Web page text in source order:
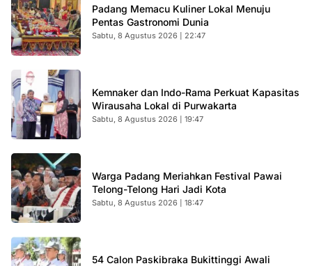
Padang Memacu Kuliner Lokal Menuju
Pentas Gastronomi Dunia
Sabtu, 8 Agustus 2026 | 22:47
Kemnaker dan Indo-Rama Perkuat Kapasitas
Wirausaha Lokal di Purwakarta
Sabtu, 8 Agustus 2026 | 19:47
Warga Padang Meriahkan Festival Pawai
Telong-Telong Hari Jadi Kota
Sabtu, 8 Agustus 2026 | 18:47
54 Calon Paskibraka Bukittinggi Awali